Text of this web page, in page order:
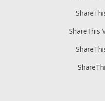
ShareThis